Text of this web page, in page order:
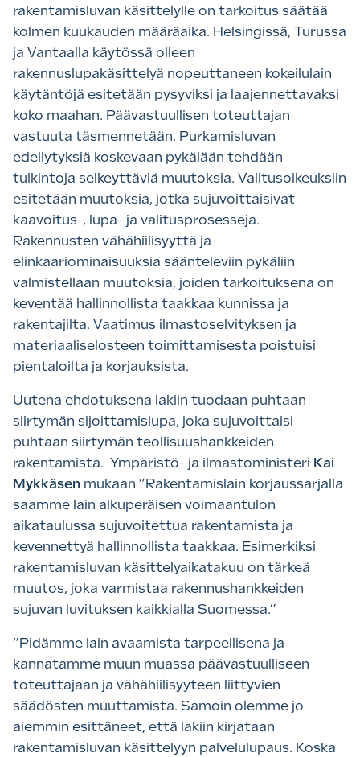
rakentamisluvan käsittelylle on tarkoitus säätää
kolmen kuukauden määräaika. Helsingissä, Turussa
ja Vantaalla käytössä olleen
rakennuslupakäsittelyä nopeuttaneen kokeilulain
käytäntöjä esitetään pysyviksi ja laajennettavaksi
koko maahan. Päävastuullisen toteuttajan
vastuuta täsmennetään. Purkamisluvan
edellytyksiä koskevaan pykälään tehdään
tulkintoja selkeyttäviä muutoksia. Valitusoikeuksiin
esitetään muutoksia, jotka sujuvoittaisivat
kaavoitus-, lupa- ja valitusprosesseja.
Rakennusten vähähiilisyyttä ja
elinkaariominaisuuksia säänteleviin pykäliin
valmistellaan muutoksia, joiden tarkoituksena on
keventää hallinnollista taakkaa kunnissa ja
rakentajilta. Vaatimus ilmastoselvityksen ja
materiaaliselosteen toimittamisesta poistuisi
pientaloilta ja korjauksista.
Uutena ehdotuksena lakiin tuodaan puhtaan
siirtymän sijoittamislupa, joka sujuvoittaisi
puhtaan siirtymän teollisuushankkeiden
rakentamista. Ympäristö- ja ilmastoministeri Kai
Mykkäsen mukaan ”Rakentamislain korjaussarjalla
saamme lain alkuperäisen voimaantulon
aikataulussa sujuvoitettua rakentamista ja
kevennettyä hallinnollista taakkaa. Esimerkiksi
rakentamisluvan käsittelyaikatakuu on tärkeä
muutos, joka varmistaa rakennushankkeiden
sujuvan luvituksen kaikkialla Suomessa.”
”Pidämme lain avaamista tarpeellisena ja
kannatamme muun muassa päävastuulliseen
toteuttajaan ja vähähiilisyyteen liittyvien
säädösten muuttamista. Samoin olemme jo
aiemmin esittäneet, että lakiin kirjataan
rakentamisluvan käsittelyyn palvelulupaus. Koska